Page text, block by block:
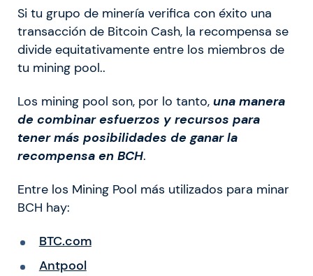
Si tu grupo de minería verifica con éxito una
transacción de Bitcoin Cash, la recompensa se
divide equitativamente entre los miembros de
tu mining pool..
Los mining pool son, por lo tanto, una manera
de combinar esfuerzos y recursos para
tener más posibilidades de ganar la
recompensa en BCH.
Entre los Mining Pool más utilizados para minar
BCH hay:
BTC.com
Antpool